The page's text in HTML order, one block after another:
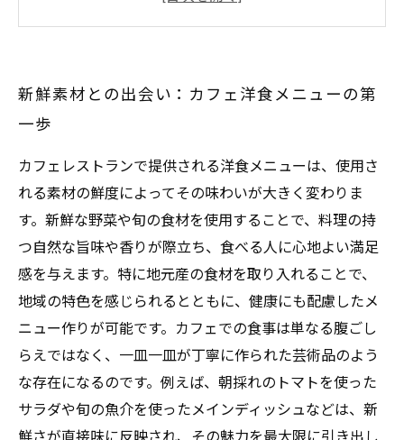
新鮮素材が引き立てるカフェの洋食メニューと
カフェで味わう素材の鮮度が生む至福の時間
新鮮素材との出会い：カフェ洋食メニューの第
一歩
カフェレストランで提供される洋食メニューは、使用さ
れる素材の鮮度によってその味わいが大きく変わりま
す。新鮮な野菜や旬の食材を使用することで、料理の持
つ自然な旨味や香りが際立ち、食べる人に心地よい満足
感を与えます。特に地元産の食材を取り入れることで、
地域の特色を感じられるとともに、健康にも配慮したメ
ニュー作りが可能です。カフェでの食事は単なる腹ごし
らえではなく、一皿一皿が丁寧に作られた芸術品のよう
な存在になるのです。例えば、朝採れのトマトを使った
サラダや旬の魚介を使ったメインディッシュなどは、新